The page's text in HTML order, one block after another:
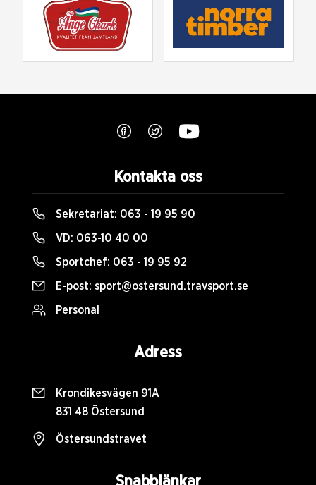
Snabblänkar
Kontakta oss
Sekretariat: 063 - 19 95 90
VD: 063-10 40 00
Sportchef: 063 - 19 95 92
E-post: sport@ostersund.travsport.se
Personal
Adress
Krondikesvägen 91A
831 48 Östersund
Östersundstravet